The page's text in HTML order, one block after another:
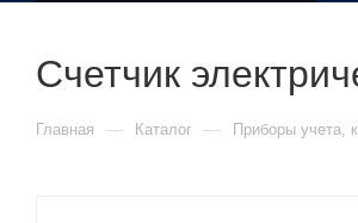
Счетчик
Главная — Каталог — Приборы учета,